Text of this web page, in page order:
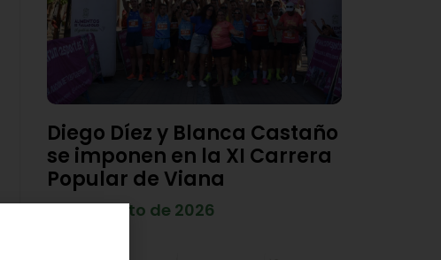
Diego Díez y Blanca Castaño
se imponen en la XI Carrera
Popular de Viana
4 de agosto de 2026